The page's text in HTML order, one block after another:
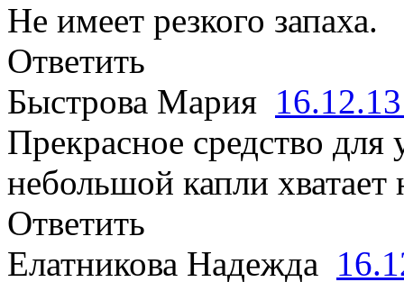
Не имеет резкого запаха.
Ответить
Быстрова Мария
Прекрасное средство
небольшой капли
Ответить
Елатникова Надежда